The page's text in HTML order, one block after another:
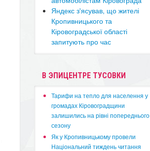
Яндекс з'ясував, що жителі
Кропивницького та
Кіровоградської області
запитують про час
В ЭПИЦЕНТРЕ ТУСОВКИ
​Тарифи на тепло для населення у
громадах Кіровоградщини
залишились на рівні попереднього
сезону
​Як у Кропивницькому провели
Національний тиждень читання